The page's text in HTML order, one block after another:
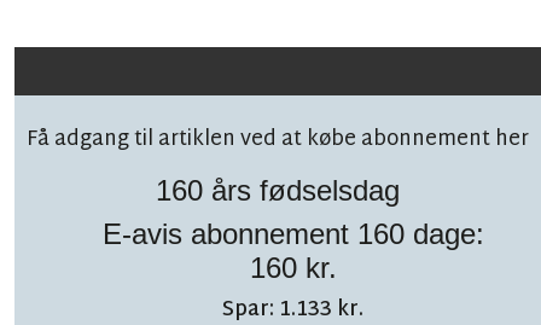
Få adgang til artiklen ved at købe abonnement her
160 års fødselsdag
E-avis abonnement 160 dage:
160 kr.
Spar: 1.133 kr.